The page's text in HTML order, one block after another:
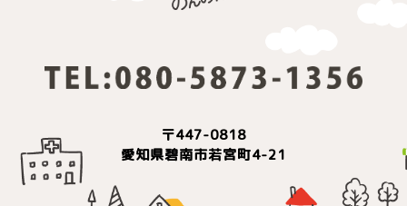
〒447-0818
愛知県碧南市若宮町4-21